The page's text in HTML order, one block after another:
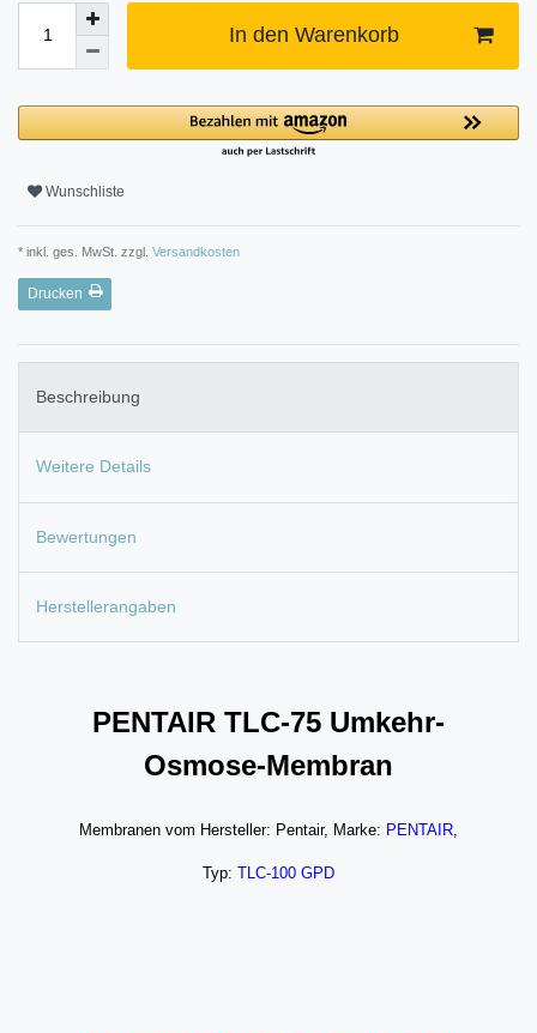
In den Warenkorb
Wunschliste
* inkl. ges. MwSt. zzgl. Versandkosten
Drucken
Beschreibung
Weitere Details
Bewertungen
Herstellerangaben
PENTAIR TLC-75 Umkehr-
Osmose-Membran
Membranen vom Hersteller: Pentair, Marke: PENTAIR,
Typ: TLC-100 GPD